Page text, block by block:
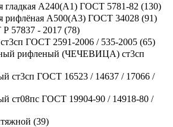
гладкая А240(А1) ГОСТ 5781-82 (130)
рифлёная А500(А3) ГОСТ 34028 (91)
57837 - 2017 (78)
ГОСТ 2591-2006 / 535-2005 (65)
рифленый (ЧЕЧЕВИЦА) ст3сп
ст3сп ГОСТ 16523 / 14637 / 17066 /
ст08пс ГОСТ 19904-90 / 14918-80 /
(39)